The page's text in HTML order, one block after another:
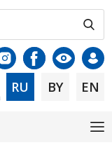
RU BY EN